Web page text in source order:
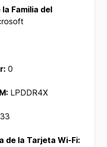
Familia del
0
LPDDR4X
de la Tarjeta Wi-Fi: